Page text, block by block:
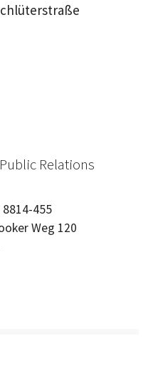
Relations
8814-455
Weg 120